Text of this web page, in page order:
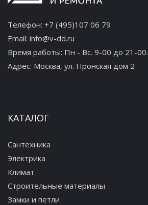
Телефон: +7 (495)107 06 79
Email: info@v-dd.ru
Время работы: Пн - Вс. 9-00 до 21-00.
Адрес: Москва, ул. Пронская дом 2
КАТАЛОГ
Сантехника
Электрика
Климат
Строительные материалы
Замки и петли